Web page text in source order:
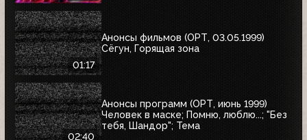
01:17
Анонсы фильмов (ОРТ, 03.05.1999)
Сёгун, Горящая зона
02:40
Анонсы программ (ОРТ, июнь 1999)
Человек в маске; Помню, люблю...; "Без
тебя, Шандор"; Тема